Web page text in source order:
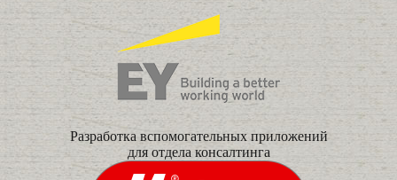
Разработка вспомогательных приложений
для отдела консалтинга